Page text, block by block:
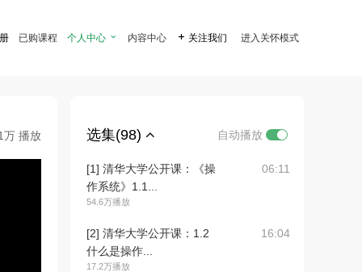
已购课程 个人中心  内容中心  关注我们 进入关怀模式
万 播放 选集(98) 自动播放
[1] 清华大学公开课：《操
作系统》1.1...
54.6万播放
06:11
[2] 清华大学公开课：1.2
什么是操作...
17.2万播放
16:04